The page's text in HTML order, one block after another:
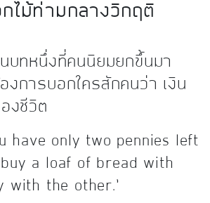
ม้ท่ามกลางวิกฤติ
ทหนึ่งที่คนนิยมยกขึ้นมา
งการบอกใครสักคนว่า เงิน
งชีวิต
only two pennies left
a loaf of bread with
with the other.’